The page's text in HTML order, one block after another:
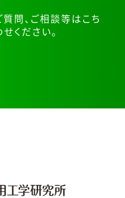
問、ご相談等はこち
ください。